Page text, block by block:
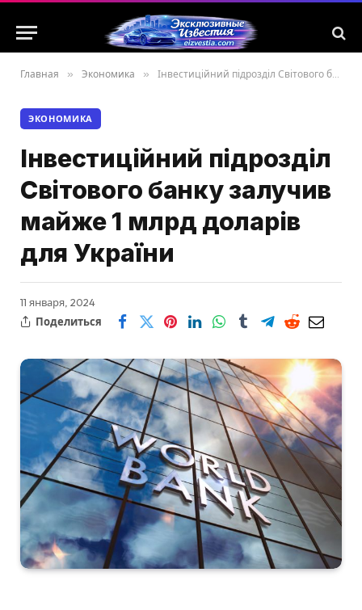
Главная » Экономика » Інвестиційний підрозділ Світового банку залучив майже 1 млрд доларів для України
ЭКОНОМИКА
Інвестиційний підрозділ
Світового банку залучив
майже 1 млрд доларів
для України
11 января, 2024
Поделиться